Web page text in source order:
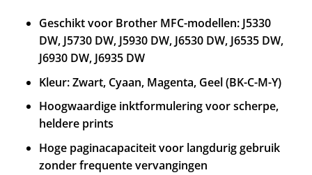
Geschikt voor Brother MFC-modellen: J5330
DW, J5730 DW, J5930 DW, J6530 DW, J6535 DW,
J6930 DW, J6935 DW
Kleur: Zwart, Cyaan, Magenta, Geel (BK-C-M-Y)
Hoogwaardige inktformulering voor scherpe,
heldere prints
Hoge paginacapaciteit voor langdurig gebruik
zonder frequente vervangingen